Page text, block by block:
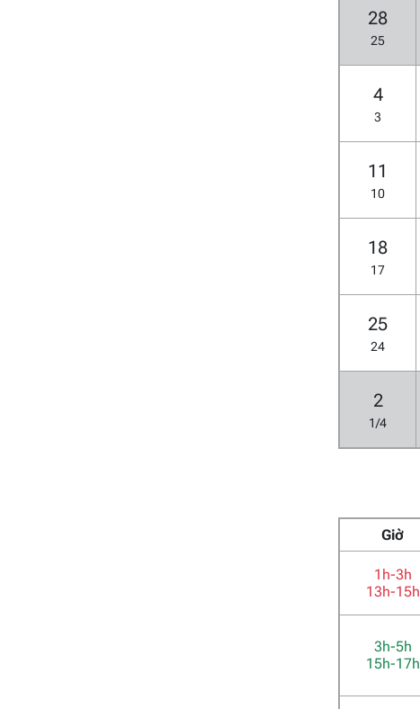
28
25
4
3
11
10
18
17
25
24
2
1/4
Giờ
1h-3h
13h-15h
3h-5h
15h-17h